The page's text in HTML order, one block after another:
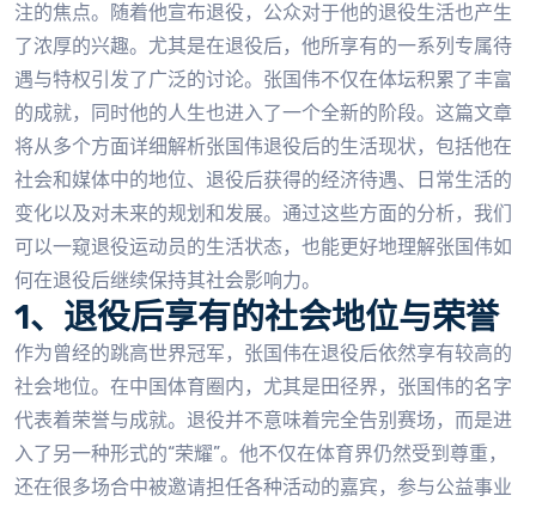
注的焦点。随着他宣布退役，公众对于他的退役生活也产生
了浓厚的兴趣。尤其是在退役后，他所享有的一系列专属待
遇与特权引发了广泛的讨论。张国伟不仅在体坛积累了丰富
的成就，同时他的人生也进入了一个全新的阶段。这篇文章
将从多个方面详细解析张国伟退役后的生活现状，包括他在
社会和媒体中的地位、退役后获得的经济待遇、日常生活的
变化以及对未来的规划和发展。通过这些方面的分析，我们
可以一窥退役运动员的生活状态，也能更好地理解张国伟如
何在退役后继续保持其社会影响力。
1、退役后享有的社会地位与荣誉
作为曾经的跳高世界冠军，张国伟在退役后依然享有较高的
社会地位。在中国体育圈内，尤其是田径界，张国伟的名字
代表着荣誉与成就。退役并不意味着完全告别赛场，而是进
入了另一种形式的“荣耀”。他不仅在体育界仍然受到尊重，
还在很多场合中被邀请担任各种活动的嘉宾，参与公益事业